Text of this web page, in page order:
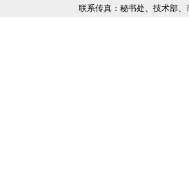
联系传真：秘书处、技术部